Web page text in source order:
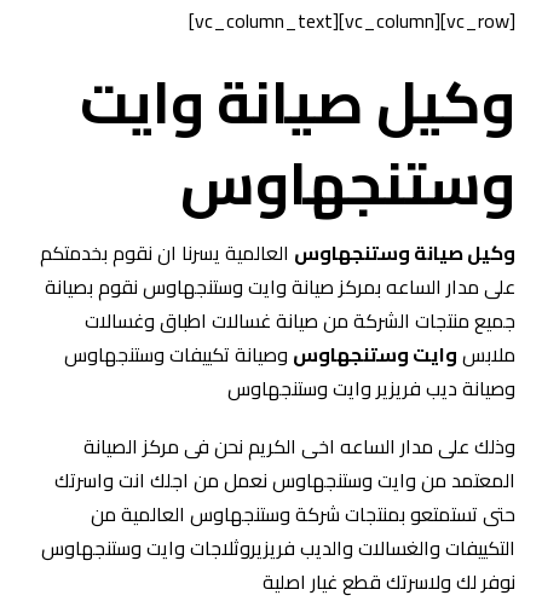
[vc_row][vc_column][vc_column_text]
وكيل صيانة وايت
وستنجهاوس
وكيل صيانة وستنجهاوس العالمية يسرنا ان نقوم بخدمتكم
على مدار الساعه بمركز صيانة وايت وستنجهاوس نقوم بصيانة
جميع منتجات الشركة من صيانة غسالات اطباق وغسالات
ملابسوايت وستنجهاوس وصيانة تكييفات وستنجهاوس
وصيانة ديب فريزير وايت وستنجهاوس
وذلك على مدار الساعه اخى الكريم نحن فى مركز الصيانة
المعتمد من وايت وستنجهاوس نعمل من اجلك انت واسرتك
حتى تستمتعو بمنتجات شركة وستنجهاوس العالمية من
التكييفات والغسالات والديب فريزيروثلاجات وايت وستنجهاوس
نوفر لك ولاسرتك قطع غيار اصلية